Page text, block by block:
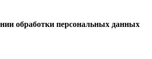
обработки персональных данных